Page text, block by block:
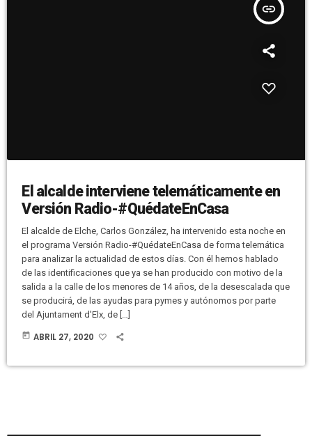
insert_link
El alcalde interviene telemáticamente en
Versión Radio-#QuédateEnCasa
El alcalde de Elche, Carlos González, ha intervenido esta noche en
el programa Versión Radio-#QuédateEnCasa de forma telemática
para analizar la actualidad de estos días. Con él hemos hablado
de las identificaciones que ya se han producido con motivo de la
salida a la calle de los menores de 14 años, de la desescalada que
se producirá, de las ayudas para pymes y autónomos por parte
del Ajuntament d'Elx, de […]
today ABRIL 27, 2020